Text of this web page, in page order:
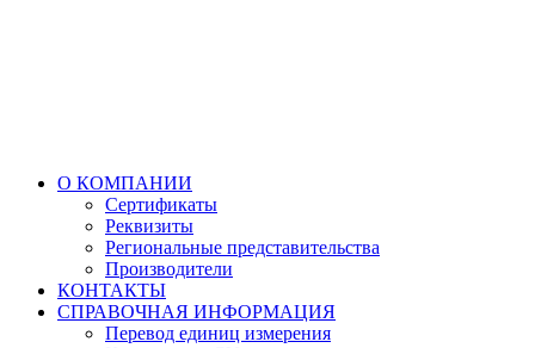
О КОМПАНИИ
Сертификаты
Реквизиты
Региональные представительства
Производители
КОНТАКТЫ
СПРАВОЧНАЯ ИНФОРМАЦИЯ
Перевод единиц измерения